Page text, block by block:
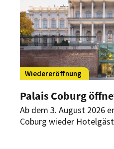
Wiedereröffnung
Palais Coburg
Ab dem 3. August 2026
Coburg wieder